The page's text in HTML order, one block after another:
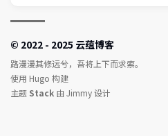
© 2022 - 2025 云蕴博客
路漫漫其修远兮，吾将上下而求索。
使用 Hugo 构建
主题 Stack 由 Jimmy设计